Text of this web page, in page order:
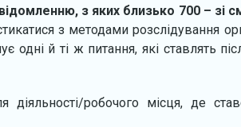
з яких близько 700 – зі
з методами розслідування
одні й ті ж питання, які ставлять
робочого місця, де